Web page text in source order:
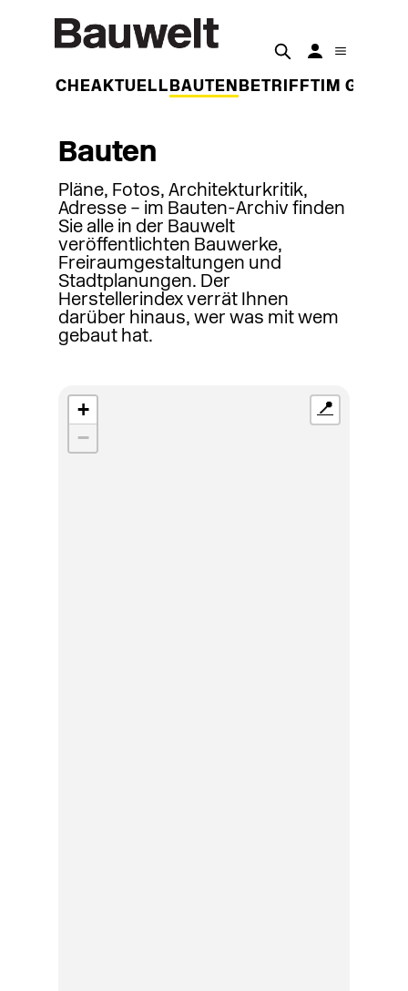
WOCHEAKTUELL BAUTEN BETRIFFT IM
Bauten
Pläne, Fotos, Architekturkritik,
Adresse – im Bauten-Archiv finden
Sie alle in der Bauwelt
veröffentlichten Bauwerke,
Freiraumgestaltungen und
Stadtplanungen. Der
Herstellerindex verrät Ihnen
darüber hinaus, wer was mit wem
gebaut hat.
+
−
📍